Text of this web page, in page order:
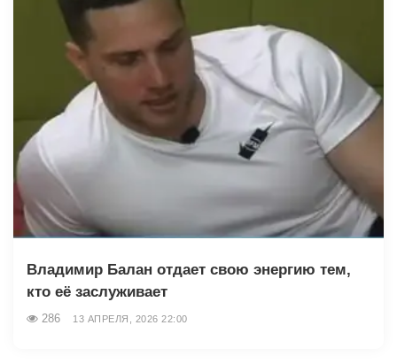
Владимир Балан отдает свою энергию тем,
кто её заслуживает
286 13 АПРЕЛЯ, 2026 22:00